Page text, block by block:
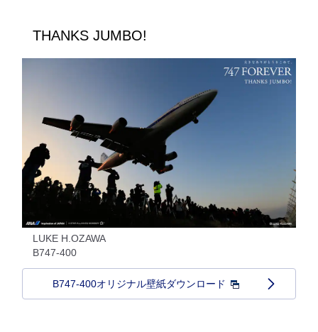
THANKS JUMBO!
LUKE H.OZAWA
B747-400
B747-400オリジナル壁紙ダウンロード